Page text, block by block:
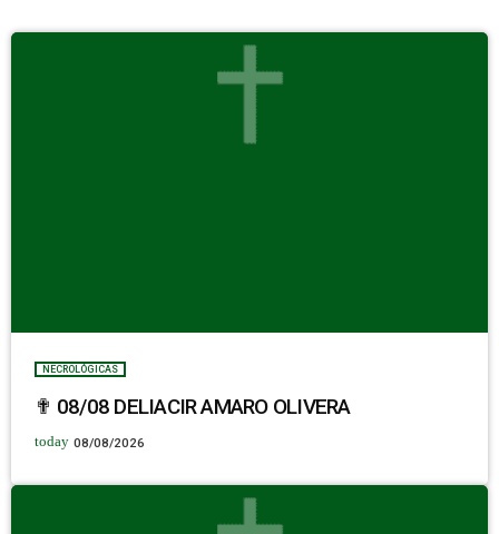
NECROLÓGICAS
✟ 08/08 DELIACIR AMARO OLIVERA
today 08/08/2026